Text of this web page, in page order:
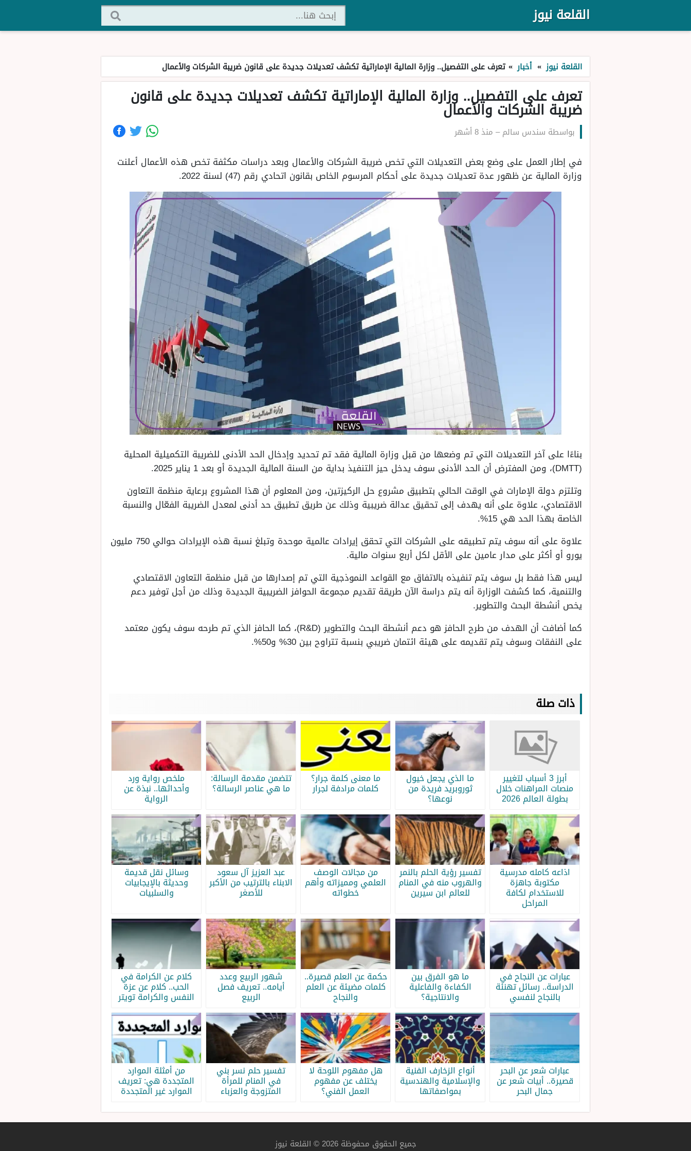
القلعة نيوز
القلعة نيوز » أخبار » تعرف على التفصيل.. وزارة المالية الإماراتية تكشف تعديلات جديدة على قانون ضريبة الشركات والأعمال
تعرف على التفصيل.. وزارة المالية الإماراتية تكشف تعديلات جديدة على قانون
ضريبة الشركات والأعمال
بواسطة سندس سالم– منذ 8 أشهر
في إطار العمل على وضع بعض التعديلات التي تخص ضريبة الشركات والأعمال وبعد دراسات مكثفة تخص هذه الأعمال أعلنت
وزارة المالية عن ظهور عدة تعديلات جديدة على أحكام المرسوم الخاص بقانون اتحادي رقم (47) لسنة 2022.
بناءًا على آخر التعديلات التي تم وضعها من قبل وزارة المالية فقد تم تحديد وإدخال الحد الأدنى للضريبة التكميلية المحلية
(DMTT)، ومن المفترض أن الحد الأدنى سوف يدخل حيز التنفيذ بداية من السنة المالية الجديدة أو بعد 1 يناير 2025.
وتلتزم دولة الإمارات في الوقت الحالي بتطبيق مشروع حل الركيزتين، ومن المعلوم أن هذا المشروع برعاية منظمة التعاون
الاقتصادي، علاوة على أنه يهدف إلى تحقيق عدالة ضريبية وذلك عن طريق تطبيق حد أدنى لمعدل الضريبة الفعّال والنسبة
الخاصة بهذا الحد هي 15%.
علاوة على أنه سوف يتم تطبيقه على الشركات التي تحقق إيرادات عالمية موحدة وتبلغ نسبة هذه الإيرادات حوالي 750 مليون
يورو أو أكثر على مدار عامين على الأقل لكل أربع سنوات مالية.
ليس هذا فقط بل سوف يتم تنفيذه بالاتفاق مع القواعد النموذجية التي تم إصدارها من قبل منظمة التعاون الاقتصادي
والتنمية، كما كشفت الوزارة أنه يتم دراسة الآن طريقة تقديم مجموعة الحوافز الضريبية الجديدة وذلك من أجل توفير دعم
يخص أنشطة البحث والتطوير.
كما أضافت أن الهدف من طرح الحافز هو دعم أنشطة البحث والتطوير (R&D)، كما الحافز الذي تم طرحه سوف يكون معتمد
على النفقات وسوف يتم تقديمه على هيئة ائتمان ضريبي بنسبة تتراوح بين 30% و50%.
ذات صلة
أبرز 3 أسباب لتغيير
منصات المراهنات خلال
بطولة العالم 2026
ما الذي يجعل خيول
ثوروبريد فريدة من
نوعها؟
ما معنى كلمة جرار؟
كلمات مرادفة لجرار
تتضمن مقدمة الرسالة:
ما هي عناصر الرسالة؟
ملخص رواية ورد
وأحداثها.. نبذة عن
الرواية
اذاعه كامله مدرسية
مكتوبة جاهزة
للاستخدام لكافة
المراحل
تفسير رؤية الحلم بالنمر
والهروب منه في المنام
للعالم ابن سيرين
من مجالات الوصف
العلمي ومميزاته وأهم
خطواته
عبد العزيز آل سعود
الابناء بالترتيب من الأكبر
للأصغر
وسائل نقل قديمة
وحديثة بالإيجابيات
والسلبيات
عبارات عن النجاح في
الدراسة.. رسائل تهنئة
بالنجاح لنفسي
ما هو الفرق بين
الكفاءة والفاعلية
والانتاجية؟
حكمة عن العلم قصيرة..
كلمات مضيئة عن العلم
والنجاح
شهور الربيع وعدد
أيامه.. تعريف فصل
الربيع
كلام عن الكرامة في
الحب.. كلام عن عزة
النفس والكرامة تويتر
عبارات شعر عن البحر
قصيرة.. أبيات شعر عن
جمال البحر
أنواع الزخارف الفنية
والإسلامية والهندسية
بمواصفاتها
هل مفهوم اللوحة لا
يختلف عن مفهوم
العمل الفني؟
تفسير حلم نسر بني
في المنام للمرأة
المتزوجة والعزباء
من أمثلة الموارد
المتجددة هي: تعريف
الموارد غير المتجددة
جميع الحقوق محفوظة 2026 © القلعة نيوز